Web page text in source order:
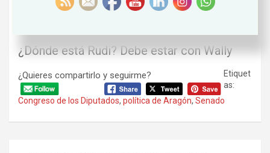
Pedro Sánchez y que su partido gobierne en
¿Dónde está Rudi? Debe estar con Wally
¿Quieres compartirlo y seguirme?
Etiquet
as:
Congreso de los Diputados, política de Aragón, Senado